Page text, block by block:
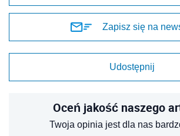
Zapisz się na
Udostępnij
Oceń jakość naszego
Twoja opinia jest dla nas